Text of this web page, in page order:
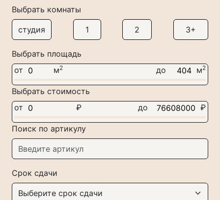
Выбрать комнаты
студия 1 2 3+
Выбрать площадь
от
м2 до м2
Выбрать стоимость
от
₽ до ₽
Поиск по артикулу
Срок сдачи